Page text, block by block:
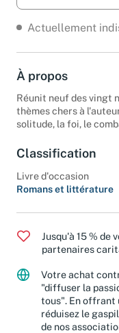
Actuellement
À propos
Réunit neuf des vingt
thèmes chers à
solitude, la foi, le
Classification
Livre d'occasion
Romans et littérature
Jusqu'à 15 % de
partenaires
Votre achat
"diffuser la
tous". En offrant
réduisez le
de nos